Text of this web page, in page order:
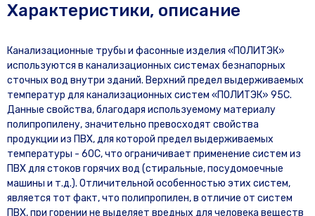
Характеристики, описание
Канализационные трубы и фасонные изделия «ПОЛИТЭК»
используются в канализационных системах безнапорных
сточных вод внутри зданий. Верхний предел выдерживаемых
температур для канализационных систем «ПОЛИТЭК» 95С.
Данные свойства, благодаря используемому материалу
полипропилену, значительно превосходят свойства
продукции из ПВХ, для которой предел выдерживаемых
температуры - 60С, что ограничивает применение систем из
ПВХ для стоков горячих вод (стиральные, посудомоечные
машины и т.д.). Отличительной особенностью этих систем,
является тот факт, что полипропилен, в отличие от систем
ПВХ, при горении не выделяет вредных для человека веществ